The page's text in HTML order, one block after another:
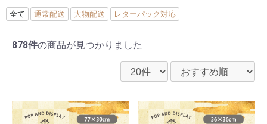
全て 通常配送 大物配送 レターパック対応
878件の商品が見つかりました